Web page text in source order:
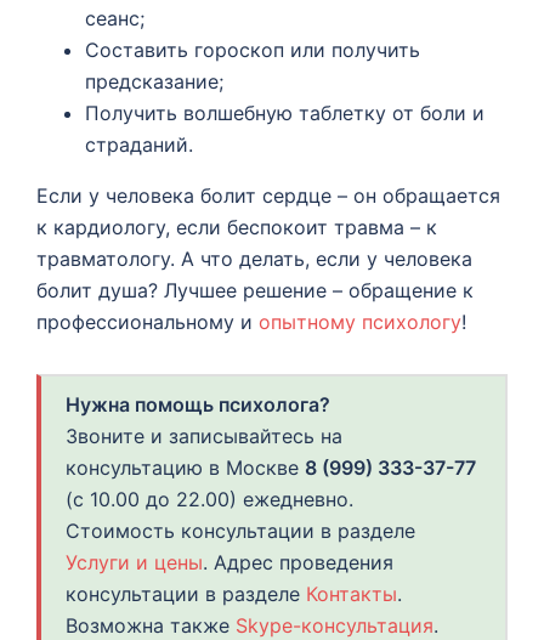
сеанс;
Составить гороскоп или получить
предсказание;
Получить волшебную таблетку от боли и
страданий.
Если у человека болит сердце – он обращается
к кардиологу, если беспокоит травма – к
травматологу. А что делать, если у человека
болит душа? Лучшее решение – обращение к
профессиональному и опытному психологу!
Нужна помощь психолога?
Звоните и записывайтесь на
консультацию в Москве 8 (999) 333-37-77
(с 10.00 до 22.00) ежедневно.
Стоимость консультации в разделе
Услуги и цены. Адрес проведения
консультации в разделе Контакты.
Возможна также Skype-консультация.